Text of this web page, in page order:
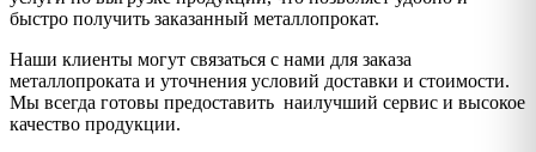
быстро получить заказанный металлопрокат.
Наши клиенты могут связаться с нами для заказа
металлопроката и уточнения условий доставки и стоимости.
Мы всегда готовы предоставить наилучший сервис и высокое
качество продукции.